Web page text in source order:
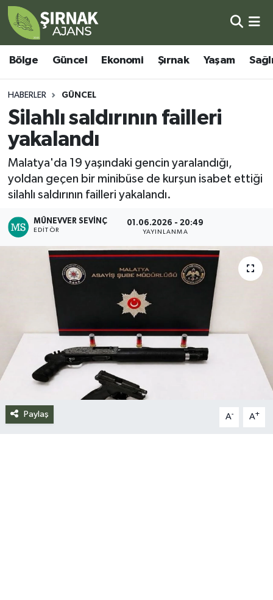
Bölge Güncel Ekonomi Şırnak Yaşam
HABERLER GÜNCEL
Silahlı saldırının failleri
yakalandı
Malatya'da 19 yaşındaki gencin yaralandığı,
yoldan geçen bir minibüse de kurşun isabet ettiği
silahlı saldırının failleri yakalandı.
MÜNEVVER SEVINÇ
EDITÖR
01.06.2026 - 20:49
YAYINLANMA
Paylaş A- A+
Bölge
Güncel
Ekonomi
Şırnak
Yaşam
Sağlık
Eğitim
Kültür - Sanat
Siyaset
Spor
Teknoloji
Yazarlar
Şırnak Nöbetçi Eczaneler
Şırnak Hava Durumu
Şirnak Namaz Vakitleri
Şırnak Trafik Yoğunluk Haritası
Süper Lig Puan Durumu ve Fikstür
Tüm Manşetler
Son Dakika Haberleri
Haber Arşivi